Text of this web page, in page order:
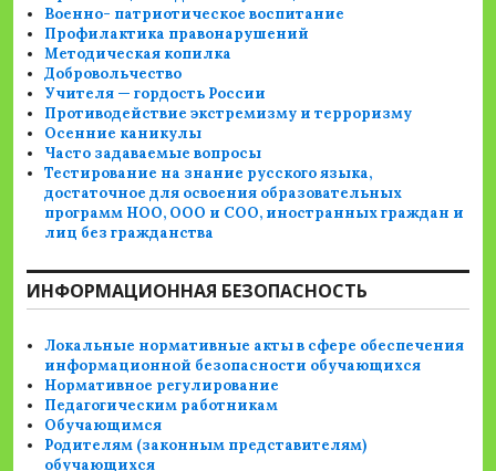
Военно- патриотическое воспитание
Профилактика правонарушений
Методическая копилка
Добровольчество
Учителя — гордость России
Противодействие экстремизму и терроризму
Осенние каникулы
Часто задаваемые вопросы
Тестирование на знание русского языка,
достаточное для освоения образовательных
программ НОО, ООО и СОО, иностранных граждан и
лиц без гражданства
ИНФОРМАЦИОННАЯ БЕЗОПАСНОСТЬ
Локальные нормативные акты в сфере обеспечения
информационной безопасности обучающихся
Нормативное регулирование
Педагогическим работникам
Обучающимся
Родителям (законным представителям)
обучающихся